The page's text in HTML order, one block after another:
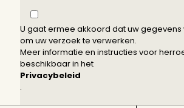
U gaat ermee akkoord dat uw
om uw verzoek te verwerken.
Meer informatie en instructies voor
beschikbaar in het
Privacybeleid
.